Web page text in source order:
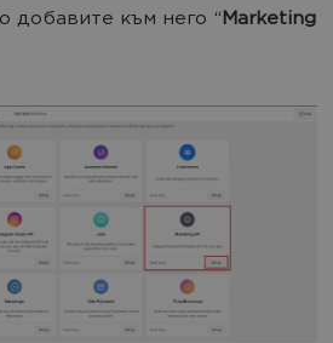
добавите към него “Marketing